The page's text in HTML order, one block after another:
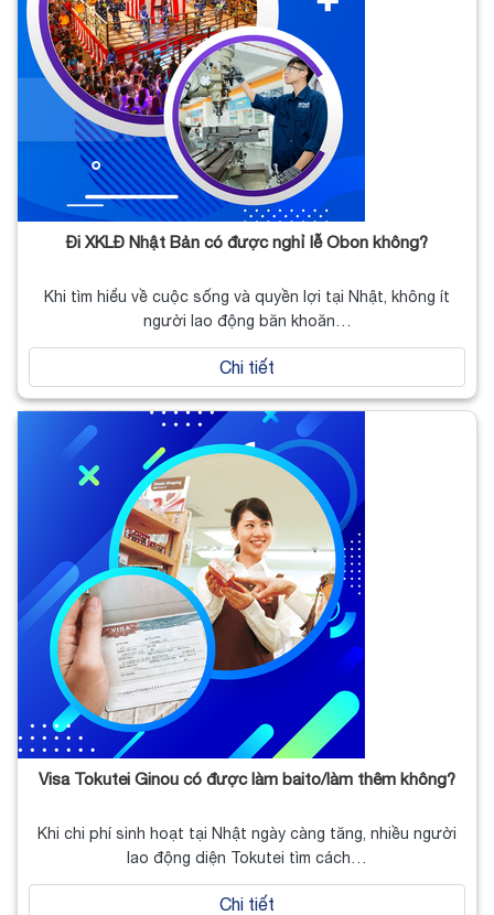
Đi XKLĐ Nhật Bản có được nghỉ lễ Obon không?
Khi tìm hiểu về cuộc sống và quyền lợi tại Nhật, không ít
người lao động băn khoăn…
Chi tiết
Visa Tokutei Ginou có được làm baito/làm thêm không?
Khi chi phí sinh hoạt tại Nhật ngày càng tăng, nhiều người
lao động diện Tokutei tìm cách…
Chi tiết